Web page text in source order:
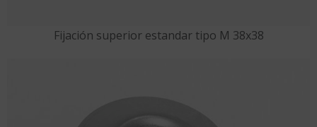
Fijación superior estandar tipo M 38x38